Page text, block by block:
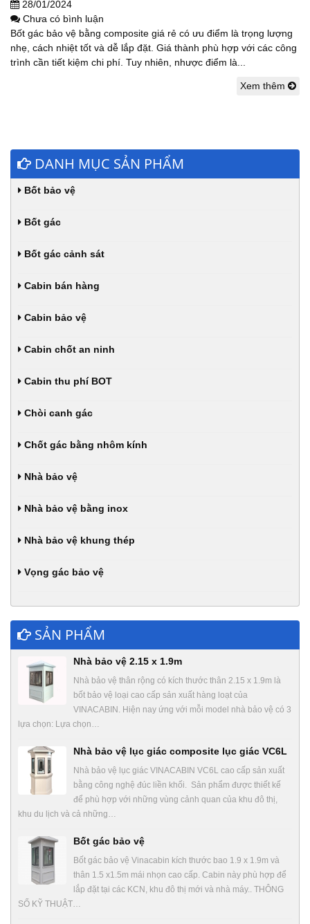
28/01/2024
Chưa có bình luận
Bốt gác bảo vệ bằng composite giá rẻ có ưu điểm là trọng lượng
nhẹ, cách nhiệt tốt và dễ lắp đặt. Giá thành phù hợp với các công
trình cần tiết kiệm chi phí. Tuy nhiên, nhược điểm là...
Xem thêm
DANH MỤC SẢN PHẨM
Bốt bảo vệ
Bốt gác
Bốt gác cảnh sát
Cabin bán hàng
Cabin bảo vệ
Cabin chốt an ninh
Cabin thu phí BOT
Chòi canh gác
Chốt gác bằng nhôm kính
Nhà bảo vệ
Nhà bảo vệ bằng inox
Nhà bảo vệ khung thép
Vọng gác bảo vệ
SẢN PHẨM
Nhà bảo vệ 2.15 x 1.9m
Nhà bảo vệ thân rộng có kích thước thân 2.15 x 1.9m là
bốt bảo vệ loại cao cấp sản xuất hàng loạt của
VINACABIN. Hiện nay ứng với mỗi model nhà bảo vệ có 3
lựa chọn: Lựa chọn…
Nhà bảo vệ lục giác composite lục giác VC6L
Nhà bảo vệ lục giác VINACABIN VC6L cao cấp sản xuất
bằng công nghệ đúc liền khối. Sản phẩm được thiết kế
để phù hợp với những vùng cảnh quan của khu đô thị,
khu du lịch và cả những…
Bốt gác bảo vệ
Bốt gác bảo vệ Vinacabin kích thước bao 1.9 x 1.9m và
thân 1.5 x1.5m mái nhọn cao cấp. Cabin này phù hợp để
lắp đặt tại các KCN, khu đô thị mới và nhà máy.. THÔNG
SỐ KỸ THUẬT…